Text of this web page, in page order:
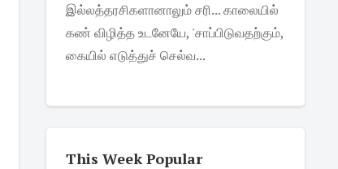
இல்லத்தரசிகளானாலும் சரி... காலையில்
கண் விழித்த உடனேயே, 'சாப்பிடுவதற்கும்,
கையில் எடுத்துச் செல்வ...
This Week Popular